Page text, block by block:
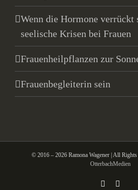
Wenn die Hormone verrückt
seelische Krisen bei Frauen
Frauenheilpflanzen zur
Frauenbegleiterin sein
© 2016 – 2026 Ramona Wagener | All Rights
OtterbachMedien
Facebook